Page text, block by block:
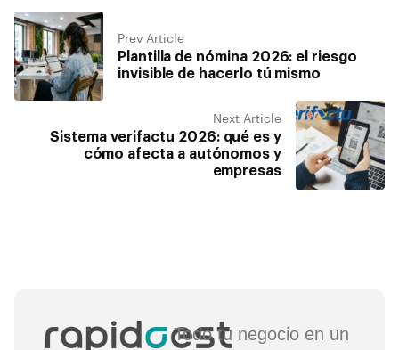
Prev Article
Plantilla de nómina 2026: el riesgo
invisible de hacerlo tú mismo
Next Article
Sistema verifactu 2026: qué es y
cómo afecta a autónomos y
empresas
Todo tu negocio en un